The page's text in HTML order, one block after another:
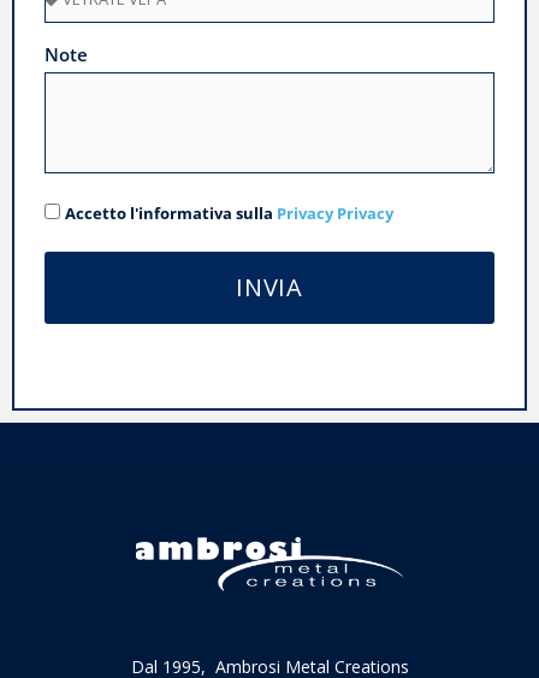
Note
Accetto l'informativa sulla Privacy Privacy
INVIA
Dal 1995, Ambrosi Metal Creations